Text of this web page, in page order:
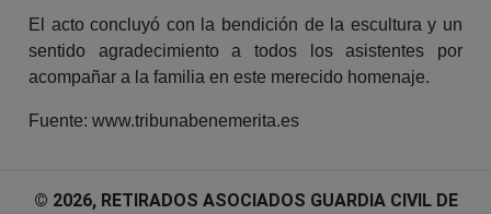
El acto concluyó con la bendición de la escultura y un
sentido agradecimiento a todos los asistentes por
acompañar a la familia en este merecido homenaje.
Fuente: www.tribunabenemerita.es
© 2026, RETIRADOS ASOCIADOS GUARDIA CIVIL DE